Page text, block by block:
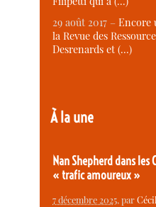
29 août 2017 –Encore
la Revue des
Desrenards et (…)
À la une
Nan Shepherd dans les
« trafic amoureux »
7 décembre 2025, par